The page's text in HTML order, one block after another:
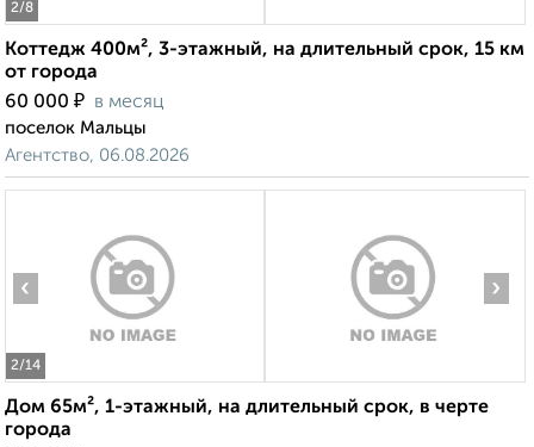
2/8
Коттедж 400м², 3-этажный, на длительный срок, 15 км
от города
60 000 ₽ в месяц
поселок Мальцы
Агентство, 06.08.2026
2/14
‹ ›
Дом 65м², 1-этажный, на длительный срок, в черте
города